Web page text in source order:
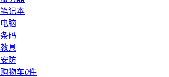
笔记本
电脑
条码
教具
安防
购物车0件